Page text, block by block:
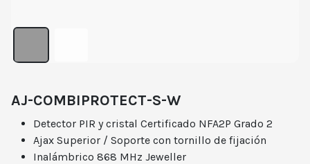
AJ-COMBIPROTECT-S-W
Detector PIR y cristal Certificado NFA2P Grado 2
Ajax Superior / Soporte con tornillo de fijación
Inalámbrico 868 MHz Jeweller